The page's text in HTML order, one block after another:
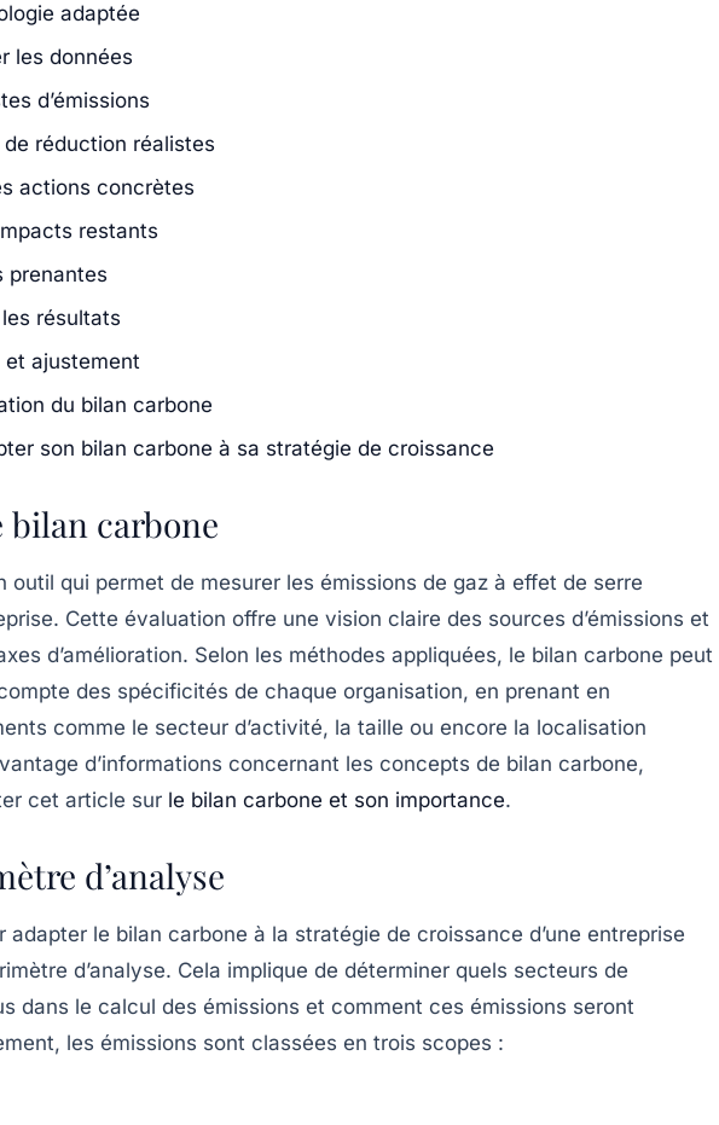
adaptée
les données
d’émissions
réduction réalistes
actions concrètes
restants
prenantes
résultats
et ajustement
du bilan carbone
son bilan carbone à sa stratégie de croissance
bilan carbone
outil qui permet de mesurer les émissions de gaz à effet de serre
Cette évaluation offre une vision claire des sources d’émissions et
d’amélioration. Selon les méthodes appliquées, le bilan carbone peut
des spécificités de chaque organisation, en prenant en
comme le secteur d’activité, la taille ou encore la localisation
d’informations concernant les concepts de bilan carbone,
cet article sur le bilan carbone et son importance.
d’analyse
adapter le bilan carbone à la stratégie de croissance d’une entreprise
d’analyse. Cela implique de déterminer quels secteurs de
dans le calcul des émissions et comment ces émissions seront
les émissions sont classées en trois scopes :